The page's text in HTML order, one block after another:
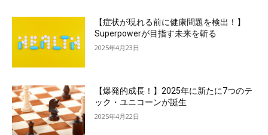
【症状が現れる前に健康問題を検出！】
Superpowerが目指す未来を斬る
2025年4月23日
【爆発的成長！】2025年に新たに7つのテ
ック・ユニコーンが誕生
2025年4月22日